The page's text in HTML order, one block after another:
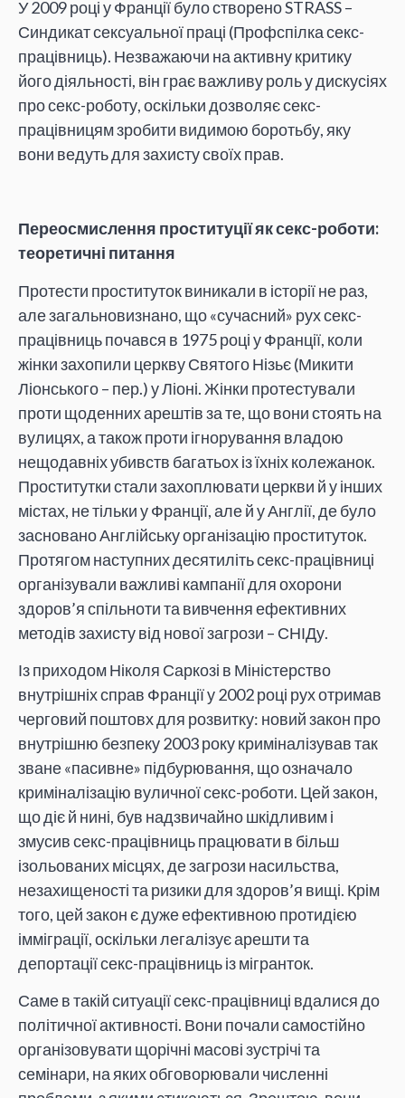
У 2009 році у Франції було створено STRASS –
Синдикат сексуальної праці (Профспілка секс-
працівниць). Незважаючи на активну критику
його діяльності, він грає важливу роль у дискусіях
про секс-роботу, оскільки дозволяє секс-
працівницям зробити видимою боротьбу, яку
вони ведуть для захисту своїх прав.
Переосмислення проституції як секс-роботи:
теоретичні питання
Протести проституток виникали в історії не раз,
але загальновизнано, що «сучасний» рух секс-
працівниць почався в 1975 році у Франції, коли
жінки захопили церкву Святого Нізьє (Микити
Ліонського – пер.) у Ліоні. Жінки протестували
проти щоденних арештів за те, що вони стоять на
вулицях, а також проти ігнорування владою
нещодавніх убивств багатьох із їхніх колежанок.
Проститутки стали захоплювати церкви й у інших
містах, не тільки у Франції, але й у Англії, де було
засновано Англійську організацію проституток.
Протягом наступних десятиліть секс-працівниці
організували важливі кампанії для охорони
здоров’я спільноти та вивчення ефективних
методів захисту від нової загрози – СНІДу.
Із приходом Ніколя Саркозі в Міністерство
внутрішніх справ Франції у 2002 році рух отримав
черговий поштовх для розвитку: новий закон про
внутрішню безпеку 2003 року криміналізував так
зване «пасивне» підбурювання, що означало
криміналізацію вуличної секс-роботи. Цей закон,
що діє й нині, був надзвичайно шкідливим і
змусив секс-працівниць працювати в більш
ізольованих місцях, де загрози насильства,
незахищеності та ризики для здоров’я вищі. Крім
того, цей закон є дуже ефективною протидією
імміграції, оскільки легалізує арешти та
депортації секс-працівниць із мігранток.
Саме в такій ситуації секс-працівниці вдалися до
політичної активності. Вони почали самостійно
організовувати щорічні масові зустрічі та
семінари, на яких обговорювали численні